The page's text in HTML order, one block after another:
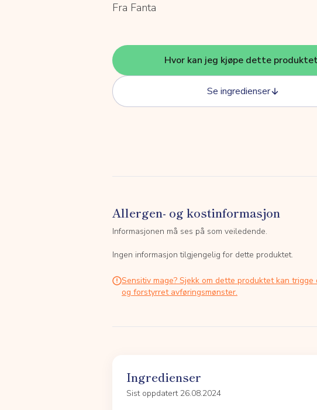
Fra Fanta
Hvor kan jeg kjøpe dette
Se ingredienser
Allergen- og kostinformasjon
Informasjonen må ses på som veiledende.
Ingen informasjon tilgjengelig for dette produktet.
Sensitiv mage? Sjekk om dette produktet kan
og forstyrret avføringsmønster.
Ingredienser
Sist oppdatert 26.08.2024